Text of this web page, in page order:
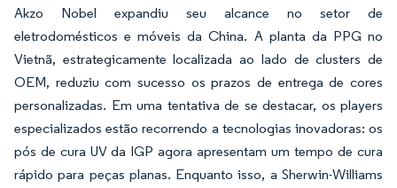
Akzo Nobel expandiu seu alcance no setor de
eletrodomésticos e móveis da China. A planta da PPG no
Vietnã, estrategicamente localizada ao lado de clusters de
OEM, reduziu com sucesso os prazos de entrega de cores
personalizadas. Em uma tentativa de se destacar, os players
especializados estão recorrendo a tecnologias inovadoras: os
pós de cura UV da IGP agora apresentam um tempo de cura
rápido para peças planas. Enquanto isso, a Sherwin-Williams